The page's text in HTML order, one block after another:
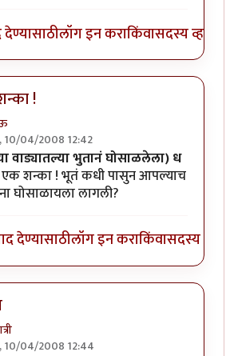
देण्यासाठीलॉग इन कराकिंवासदस्य व्हा
!
10/04/2008 12:42
toहा हा...byधमाल मुलगा
वाड्यातल्या भुतानं घोसाळलेला) ध
एक शन्का ! भूतं कधी पासुन आपल्याच
घोसाळायला लागली?
देण्यासाठीलॉग इन कराकिंवासदस्य व्हा
10/04/2008 12:44